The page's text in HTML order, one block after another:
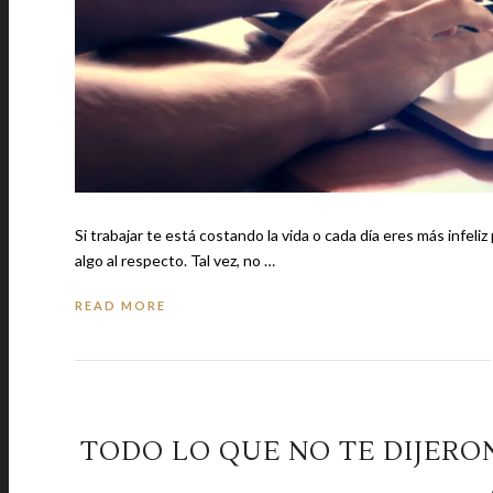
Si trabajar te está costando la vida o cada día eres más
algo al respecto. Tal vez, no …
READ MORE
TODO LO QUE NO TE